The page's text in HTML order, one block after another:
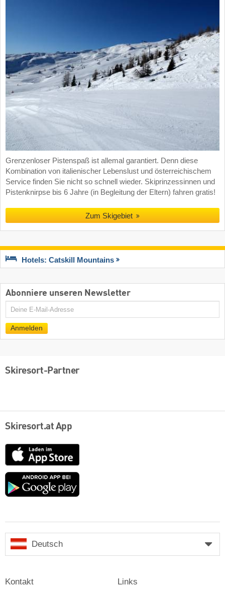
Grenzenloser Pistenspaß ist allemal garantiert. Denn diese
Kombination von italienischer Lebenslust und österreichischem
Service finden Sie nicht so schnell wieder. Skiprinzessinnen und
Pistenknirpse bis 6 Jahre (in Begleitung der Eltern) fahren gratis!
Zum Skigebiet
Hotels: Catskill Mountains
Abonniere unseren Newsletter
E-
Mail
Anmelden
Skiresort-Partner
Skiresort.at App
App
Store
Google
Deutsch
Kontakt Links